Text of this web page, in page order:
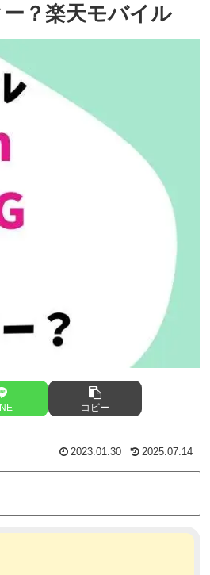
？楽天モバイル
コピー
2023.01.30 2025.07.14